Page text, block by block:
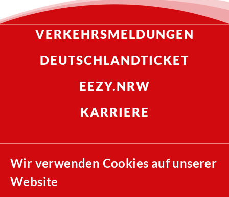
Wir verwenden Cookies auf unserer
Website
VERKEHRSMELDUNGEN
DEUTSCHLANDTICKET
EEZY.NRW
KARRIERE
Nachhaltigkeit
Allgemeine Einkaufsbedingungen (AEB)